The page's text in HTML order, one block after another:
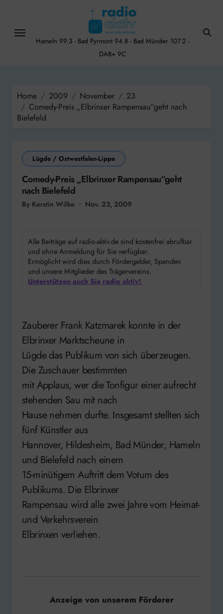
content
Hameln 99.3 - Bad Pyrmont 94.8 - Bad Münder 107.2 -
DAB+ 9C
Home 2009 November
23
Comedy-Preis „Elbrinxer Rampensau“geht nach
Bielefeld
Lügde / Ostwestfalen-Lippe
Comedy-Preis „Elbrinxer Rampensau“geht
nach Bielefeld
By Kerstin Wilke Nov. 23, 2009
Alle Beiträge auf radio-aktiv.de sind kostenfrei abrufbar
und ohne Anmeldung für Sie verfügbar.
Ermöglicht wird dies durch Fördergelder, Spenden
und unsere Mitglieder des Trägervereins.
Unterstützen auch Sie radio aktiv!
Zauberer Frank Katzmarek konnte in der
Elbrinxer Marktscheune in
Lügde das Publikum von sich überzeugen.
Die Zuschauer bestimmten
mit Applaus, wer die Tonfigur einer aufrecht
stehenden Sau mit nach
Hause nehmen durfte. Insgesamt stellten sich
fünf Künstler aus
Hannover, Hildesheim, Bad Münder, Hameln
und Bielefeld nach einem
15-minütigem Auftritt dem Votum des
Publikums. Die Elbrinxer
Rampensau wird alle zwei Jahre vom Heimat-
und Verkehrsverein
Elbrinxen verliehen.
Anzeige von unserem Förderer